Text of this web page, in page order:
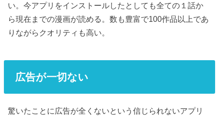
い。今アプリをインストールしたとしても全ての１話か
ら現在までの漫画が読める。数も豊富で100作品以上であ
りながらクオリティも高い。
広告が一切ない
驚いたことに広告が全くないという信じられないアプリ